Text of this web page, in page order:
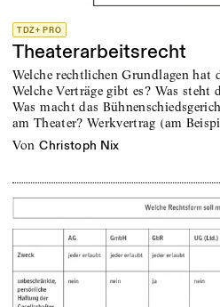
TDZ+ PRO
Theaterarbeitsrecht
Welche rechtlichen Grundlagen hat
Welche Verträge gibt es? Was steht
Was macht das
am Theater? Werkvertrag (am
von Christoph Nix